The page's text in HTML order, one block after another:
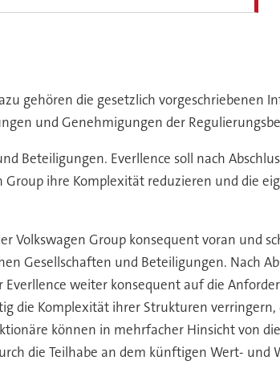
gehören die gesetzlich vorgeschriebenen
und Genehmigungen der
Beteiligungen. Everllence soll nach
ihre Komplexität reduzieren und die
Volkswagen Group konsequent voran und
Gesellschaften und Beteiligungen. Nach
weiter konsequent auf die
die Komplexität ihrer Strukturen
können in mehrfacher Hinsicht von
die Teilhabe an dem künftigen Wert- und